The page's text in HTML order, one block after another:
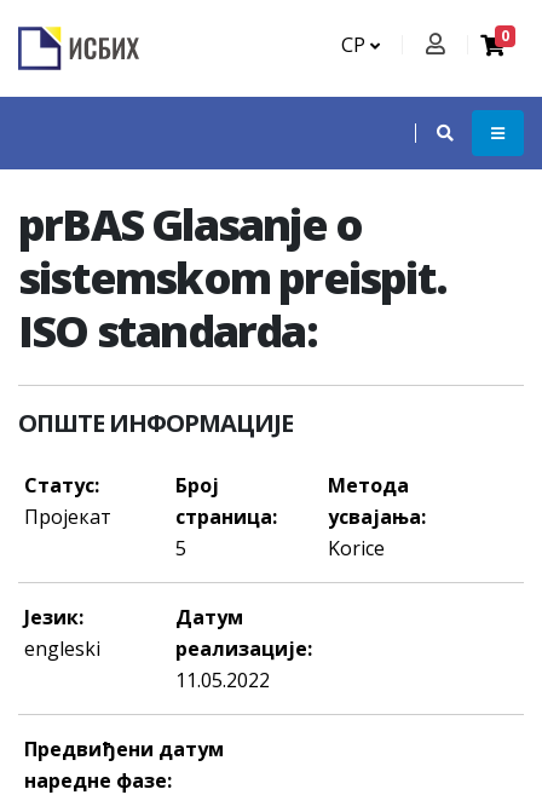
СР 0
prBAS Glasanje o
sistemskom preispit.
ISO standarda:
ОПШТЕ ИНФОРМАЦИЈЕ
Статус:
Пројекат
Број
страница:
5
Метода
усвајања:
Korice
Језик:
engleski
Датум
реализације:
11.05.2022
Предвиђени датум
наредне фазе: